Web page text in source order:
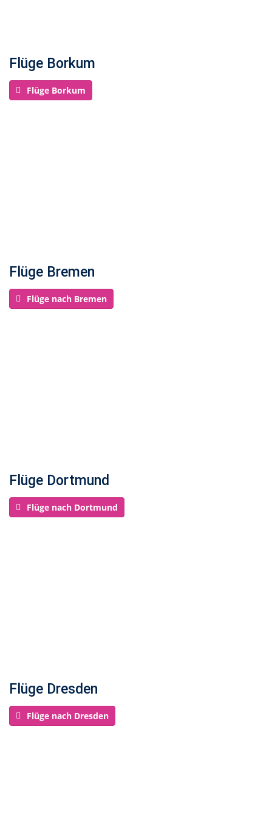
Flüge Borkum
Flüge Borkum
Flüge Bremen
Flüge nach Bremen
Flüge Dortmund
Flüge nach Dortmund
Flüge Dresden
Flüge nach Dresden